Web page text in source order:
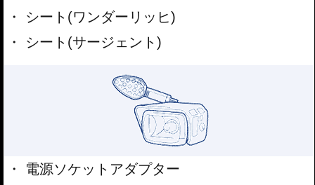
シート(ワンダーリッヒ)
シート(サージェント)
電源ソケットアダプター